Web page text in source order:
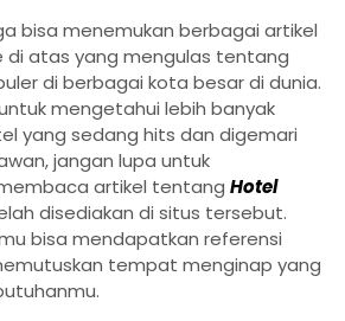
bisa menemukan berbagai artikel
di atas yang mengulas tentang
di berbagai kota besar di dunia.
mengetahui lebih banyak
yang sedang hits dan digemari
jangan lupa untuk
artikel tentang Hotel
disediakan di situs tersebut.
bisa mendapatkan referensi
tempat menginap yang